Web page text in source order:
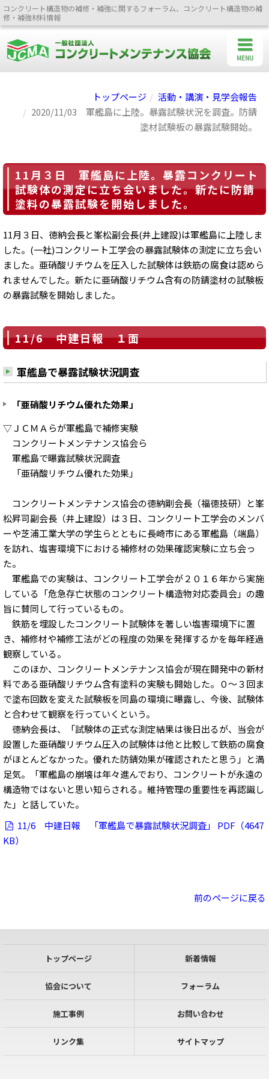
コンクリート構造物の補修・補強に関するフォーラム、コンクリート構造物の補
修・補強材料情報
トップページ
活動・講演・見学会報告
2020/11/03 軍艦島に上陸。暴露試験状況を調査。防錆
塗材試験板の暴露試験開始。
11月３日 軍艦島に上陸。暴露コンクリート
試験体の測定に立ち会いました。新たに防錆
塗料の暴露試験を開始しました。
11月３日、徳納会長と峯松副会長(井上建設)は軍艦島に上陸しま
した。(一社)コンクリート工学会の暴露試験体の測定に立ち会い
ました。亜硝酸リチウムを圧入した試験体は鉄筋の腐食は認めら
れませんでした。新たに亜硝酸リチウム含有の防錆塗材の試験板
の暴露試験を開始しました。
11/6 中建日報 １面
軍艦島で暴露試験状況調査
「亜硝酸リチウム優れた効果」
▽ＪＣＭＡらが軍艦島で補修実験
コンクリートメンテナンス協会ら
軍艦島で曝露試験状況調査
「亜硝酸リチウム優れた効果」
コンクリートメンテナンス協会の徳納剛会長（福徳技研）と峯
松昇司副会長（井上建設）は３日、コンクリート工学会のメンバ
ーや芝浦工業大学の学生らとともに長崎市にある軍艦島（端島）
を訪れ、塩害環境下における補修材の効果確認実験に立ち会っ
た。
軍艦島での実験は、コンクリート工学会が２０１６年から実施
している「危急存亡状態のコンクリート構造物対応委員会」の趣
旨に賛同して行っているもの。
鉄筋を埋設したコンクリート試験体を著しい塩害環境下に置
き、補修材や補修工法がどの程度の効果を発揮するかを毎年経過
観察している。
このほか、コンクリートメンテナンス協会が現在開発中の新材
料である亜硝酸リチウム含有塗料の実験も開始した。０～３回ま
で塗布回数を変えた試験板を同島の環境に曝露し、今後、試験体
と合わせて観察を行っていくという。
徳納会長は、「試験体の正式な測定結果は後日出るが、当会が
設置した亜硝酸リチウム圧入の試験体は他と比較して鉄筋の腐食
がほとんどなかった。優れた防錆効果が確認されたと思う」と満
足気。「軍艦島の崩壊は年々進んでおり、コンクリートが永遠の
構造物ではないと思い知らされる。維持管理の重要性を再認識し
た」と話していた。
11/6 中建日報 「軍艦島で暴露試験状況調査」 PDF（4647
KB）
前のページに戻る
トップページ 新着情報
協会について フォーラム
施工事例 お問い合わせ
リンク集 サイトマップ
MENU